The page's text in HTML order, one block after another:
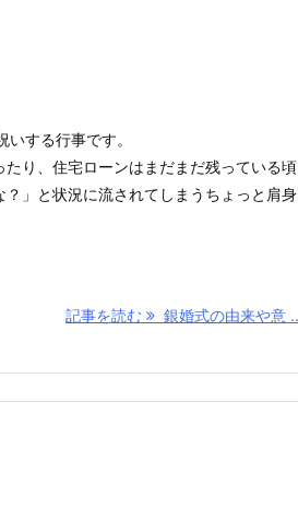
する行事です。
り、住宅ローンはまだまだ残っている頃
」と状況に流されてしまうちょっと肩身
記事を読む 銀婚式の由来や意